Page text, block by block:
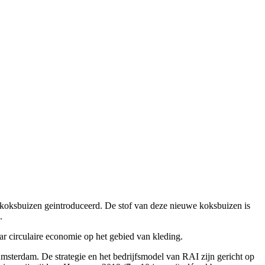
geintroduceerd. De stof van deze nieuwe koksbuizen is
circulaire economie op het gebied van kleding.
De strategie en het bedrijfsmodel van RAI zijn gericht op